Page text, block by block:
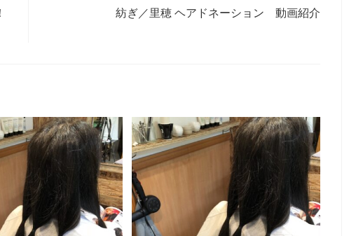
紡ぎ／里穂 ヘアドネーション 動画紹介